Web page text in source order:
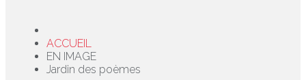
ACCUEIL
EN IMAGE
Jardin des poèmes